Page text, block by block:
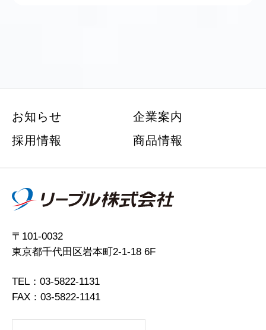
〒101-0032
東京都千代田区岩本町2-1-18 6F
TEL：03-5822-1131
FAX：03-5822-1141
お知らせ
企業案内
採用情報
商品情報